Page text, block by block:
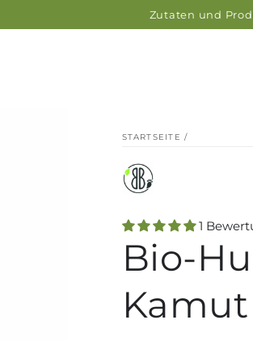
Zutaten und
STARTSEITE /
1
Bio-
Kamut